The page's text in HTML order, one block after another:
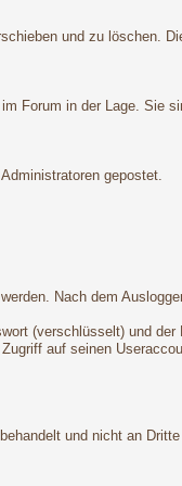
und zu löschen.
Forum in der Lage. Sie
gepostet.
Nach dem
(verschlüsselt) und
auf seinen
und nicht an